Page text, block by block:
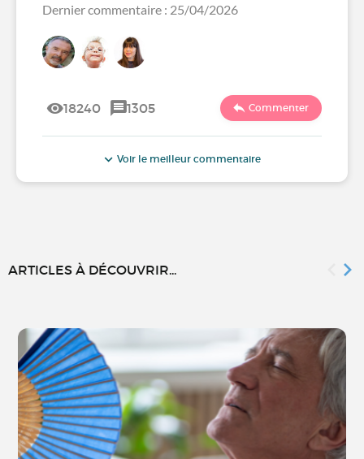
Dernier commentaire : 25/04/2026
18240 1305 Commenter
Voir le meilleur commentaire
ARTICLES À DÉCOUVRIR...